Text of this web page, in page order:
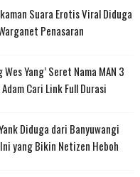
Suara Erotis Viral Diduga
Penasaran
Yang’ Seret Nama MAN 3
Cari Link Full Durasi
Diduga dari Banyuwangi
yang Bikin Netizen Heboh